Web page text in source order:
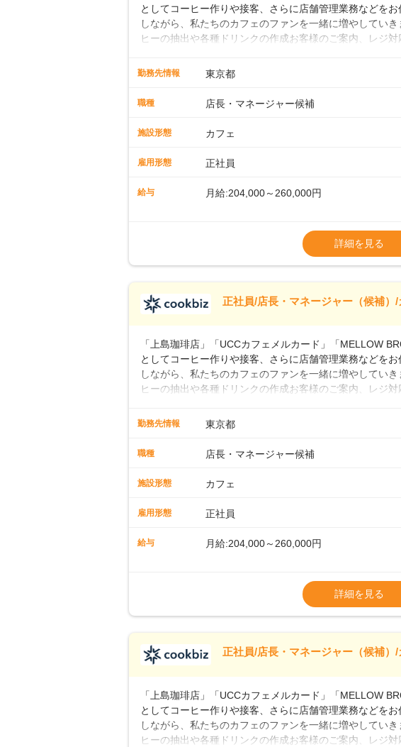
としてコーヒー作りや接客、さらに店舗管理業務などを
しながら、私たちのカフェのファンを一緒に増やしてい
ヒーの抽出や各種ドリンクの作成お客様のご案内、レジ
先輩スタッフが丁寧に教えます。スタッフは20代から40
ームワークも抜群です。基本マニュアルやトレーニング
に馴染める環境です。「カフェの接客は初めて」という方
長として活躍を！接客業務になれたら、売上・シフト・
もお任せしていきます。「店舗のマネジメントなんて難
とつをしっかり伝えていきますので、無理のないペース
ーへのステップアップもあり！長期のキャリア形成をしっ
勤務先情報 東京都
職種 店長・マネージャー候補
施設形態 カフェ
雇用形態 正社員
給与 月給:204,000～260,000円
※経験・スキルを考慮の上、決定します。
※別途、残業代および各種手当あり
※試用期間なし
■店長職： ・西日本／月給26万7500円～
■年収例・一般職：年収300万円／月給20.4
詳細を見る
正社員/店長・マネージャー（候補）
「上島珈琲店」「UCCカフェメルカード」「MELLOW
としてコーヒー作りや接客、さらに店舗管理業務などを
しながら、私たちのカフェのファンを一緒に増やしてい
ヒーの抽出や各種ドリンクの作成お客様のご案内、レジ
先輩スタッフが丁寧に教えます。スタッフは20代から40
に馴染める環境です。「カフェの接客は初めて」という方
もお任せしていきます。「店舗のマネジメントなんて難
ーへのステップアップもあり！長期のキャリア形成をしっ
勤務先情報 東京都
職種 店長・マネージャー候補
施設形態 カフェ
雇用形態 正社員
給与 月給:204,000～260,000円
※経験・スキルを考慮の上、決定します。
※別途、残業代および各種手当あり
※試用期間なし
■店長職： ・西日本／月給26万7500円～
■年収例・一般職：年収300万円／月給20.4
詳細を見る
正社員/店長・マネージャー（候補）
「上島珈琲店」「UCCカフェメルカード」「MELLOW
としてコーヒー作りや接客、さらに店舗管理業務などを
しながら、私たちのカフェのファンを一緒に増やしてい
ヒーの抽出や各種ドリンクの作成お客様のご案内、レジ